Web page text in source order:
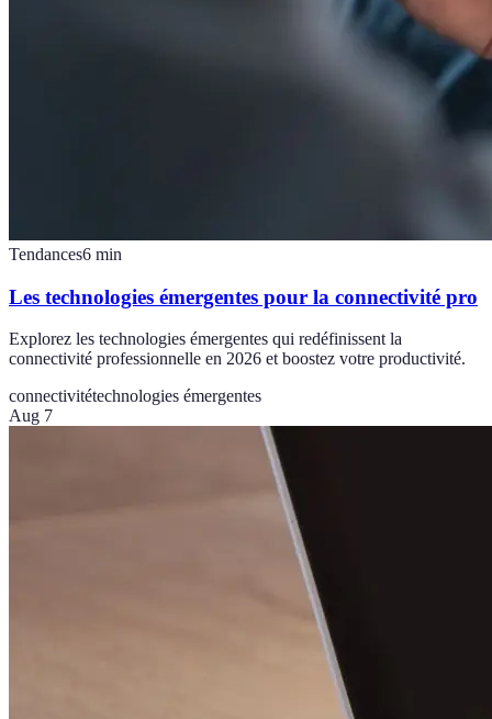
Tendances6 min
Les technologies émergentes pour la connectivité pro
Explorez les technologies émergentes qui redéfinissent la
connectivité professionnelle en 2026 et boostez votre productivité.
connectivitétechnologies émergentes
Aug 7